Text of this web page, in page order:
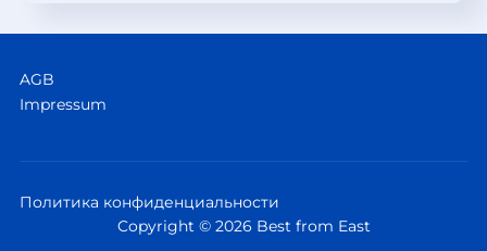
AGB
Impressum
Политика конфиденциальности
Copyright © 2026 Best from East